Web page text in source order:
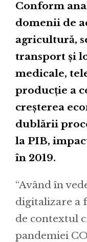
Conform
domenii de
agricultură,
transport și
medicale,
producție a
creșterea
dublării
la PIB,
în 2019.
“Având în
digitalizare a
de contextul
pandemiei